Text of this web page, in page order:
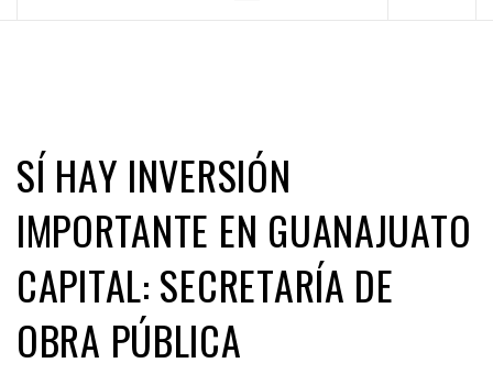
SÍ HAY INVERSIÓN
IMPORTANTE EN GUANAJUATO
CAPITAL: SECRETARÍA DE
OBRA PÚBLICA